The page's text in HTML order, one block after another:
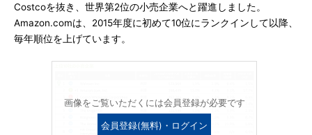
Costcoを抜き、世界第2位の小売企業へと躍進しました。
Amazon.comは、2015年度に初めて10位にランクインして以降、
毎年順位を上げています。
画像をご覧いただくには会員登録が必要です
会員登録(無料)・ログイン